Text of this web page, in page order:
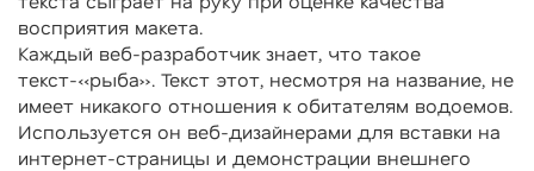
восприятия макета.
Каждый веб-разработчик знает, что такое
текст-«рыба». Текст этот, несмотря на название, не
имеет никакого отношения к обитателям водоемов.
Используется он веб-дизайнерами для вставки на
интернет-страницы и демонстрации внешнего